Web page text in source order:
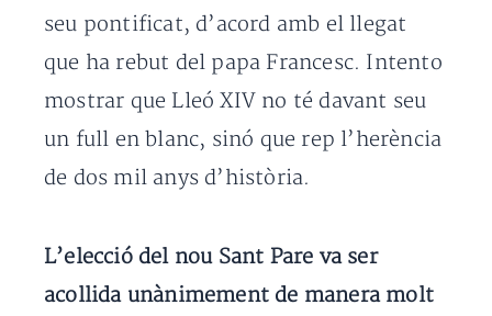
seu pontificat, d’acord amb el llegat
que ha rebut del papa Francesc. Intento
mostrar que Lleó XIV no té davant seu
un full en blanc, sinó que rep l’herència
de dos mil anys d’història.
L’elecció del nou Sant Pare va ser
acollida unànimement de manera molt